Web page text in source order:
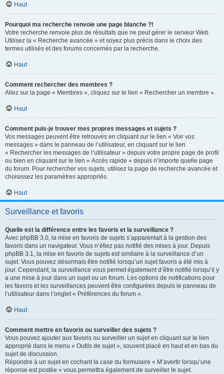
Haut
Pourquoi ma recherche renvoie une page blanche ?!
Votre recherche renvoie plus de résultats que ne peut gérer le serveur Web.
Utilisez la « Recherche avancée » et soyez plus précis dans le choix des
termes utilisés et des forums concernés par la recherche.
Haut
Comment rechercher des membres ?
Allez sur la page « Membres », cliquez sur le lien « Rechercher un membre ».
Haut
Comment puis-je trouver mes propres messages et sujets ?
Vos messages peuvent être retrouvés en cliquant sur le lien « Voir vos
messages » dans le panneau de l’utilisateur, en cliquant sur le lien
« Rechercher les messages de l’utilisateur » depuis votre propre page de profil
ou bien en cliquant sur le lien « Accès rapide » depuis n’importe quelle page
du forum. Pour rechercher vos sujets, utilisez la page de recherche avancée et
choisissez les paramètres appropriés.
Haut
Surveillance et favoris
Quelle est la différence entre les favoris et la surveillance ?
Avec phpBB 3.0, la mise en favoris de sujets s’apparentait à la gestion des
favoris dans un navigateur. Vous n’étiez pas notifié des mises à jour. Depuis
phpBB 3.1, la mise en favoris de sujets est similaire à la surveillance d’un
sujet. Vous pouvez désormais être notifié lorsqu’un sujet favoris a été mis à
jour. Cependant, la surveillance vous permet également d’être notifié lorsqu’il y
a une mise à jour dans un sujet ou un forum. Les options de notifications pour
les favoris et les surveillances peuvent être configurées depuis le panneau de
l’utilisateur dans l’onglet « Préférences du forum ».
Haut
Comment mettre en favoris ou surveiller des sujets ?
Vous pouvez ajouter aux favoris ou surveiller un sujet en cliquant sur le lien
approprié dans le menu « Outils de sujet », souvent placé en haut et en bas du
sujet de discussion.
Répondre à un sujet en cochant la case du formulaire « M’avertir lorsqu’une
réponse est postée » vous permettra également de surveiller le sujet.